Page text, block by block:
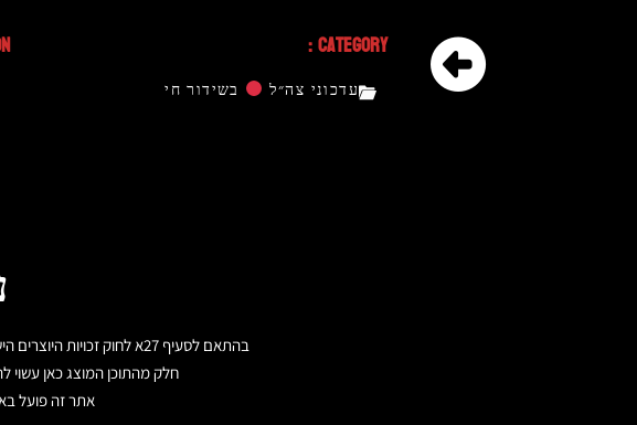
Category :
עדכוני צה״ל בשידור חי
:
בהתאם לסעיף 27א לחוק זכויות היוצרים הישראלי ועקרון השימוש ההוגן בחוק זכויות היוצרים של ארצות הברית משנת 1976,
חלק מהתוכן המוצג כאן עשוי
אתר זה פועל